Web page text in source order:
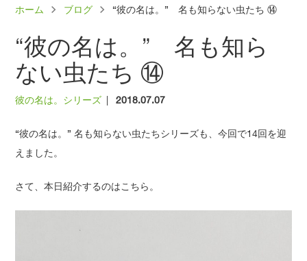
パ
く
ず
ホーム ブログ “彼の名は。” 名も知らない虫たち ⑭
“彼の名は。” 名も知ら
ない虫たち ⑭
彼の名は。シリーズ | 2018.07.07
“彼の名は。” 名も知らない虫たちシリーズも、今回で14回を迎
えました。
さて、本日紹介するのはこちら。